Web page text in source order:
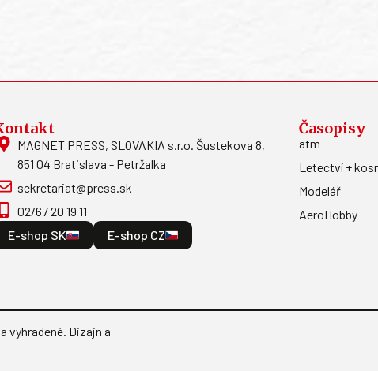
MAGNET PRESS, SLOVAKIA s.r.o. Šustekova 8,
851 04 Bratislava - Petržalka
sekretariat@press.sk
02/67 20 19 11
E-shop SK
E-shop CZ
Časopisy
atm
Letectví +
Modelář
AeroHobby
vyhradené. Dizajn a